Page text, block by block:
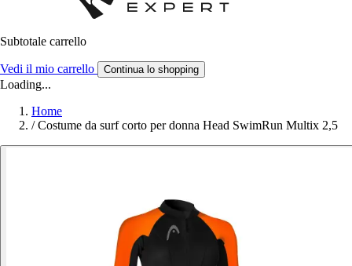
Subtotale carrello
Vedi il mio carrello Continua lo shopping
Loading...
Home
/ Costume da surf corto per donna Head SwimRun Multix 2,5